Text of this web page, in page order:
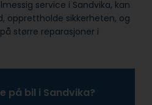
service i Sandvika, kan
opprettholde sikkerheten, og
større reparasjoner i
på bil i Sandvika?